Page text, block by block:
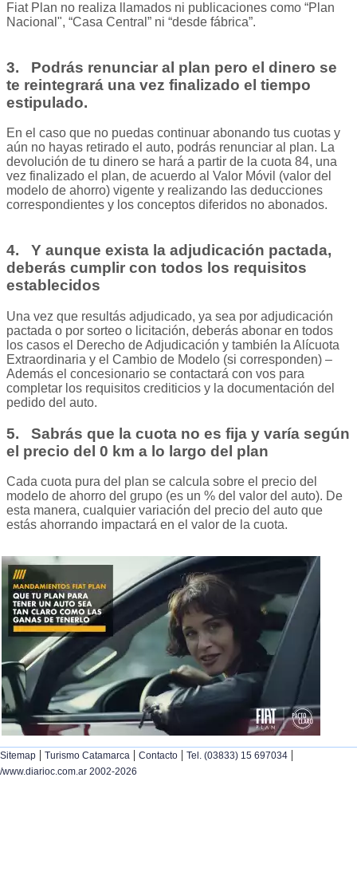
Fiat Plan no realiza llamados ni publicaciones como “Plan
Nacional", “Casa Central” ni “desde fábrica”.
3. Podrás renunciar al plan pero el dinero se
te reintegrará una vez finalizado el tiempo
estipulado.
En el caso que no puedas continuar abonando tus cuotas y
aún no hayas retirado el auto, podrás renunciar al plan. La
devolución de tu dinero se hará a partir de la cuota 84, una
vez finalizado el plan, de acuerdo al Valor Móvil (valor del
modelo de ahorro) vigente y realizando las deducciones
correspondientes y los conceptos diferidos no abonados.
4. Y aunque exista la adjudicación pactada,
deberás cumplir con todos los requisitos
establecidos
Una vez que resultás adjudicado, ya sea por adjudicación
pactada o por sorteo o licitación, deberás abonar en todos
los casos el Derecho de Adjudicación y también la Alícuota
Extraordinaria y el Cambio de Modelo (si corresponden) –
Además el concesionario se contactará con vos para
completar los requisitos crediticios y la documentación del
pedido del auto.
5. Sabrás que la cuota no es fija y varía según
el precio del 0 km a lo largo del plan
Cada cuota pura del plan se calcula sobre el precio del
modelo de ahorro del grupo (es un % del valor del auto). De
esta manera, cualquier variación del precio del auto que
estás ahorrando impactará en el valor de la cuota.
Sitemap | Turismo Catamarca | Contacto | Tel. (03833) 15 697034 |
/www.diarioc.com.ar 2002-2026